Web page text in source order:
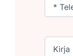
Untitled